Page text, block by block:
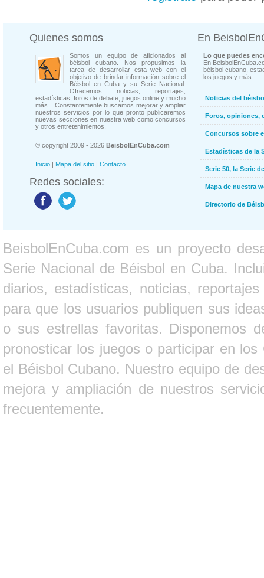
Quienes somos
Somos un equipo de aficionados al
béisbol cubano. Nos propusimos la
tarea de desarrollar esta web con el
objetivo de brindar información sobre el
Béisbol en Cuba y su Serie Nacional.
Ofrecemos noticias, reportajes,
estadísticas, foros de debate, juegos online y mucho
más... Constantemente buscamos mejorar y ampliar
nuestros servicios por lo que pronto publicaremos
nuevas secciones en nuestra web como concursos
y otros entretenimientos.
© copyright 2009 - 2026 BeisbolEnCuba.com
Inicio | Mapa del sitio | Contacto
Redes sociales:
En
Lo que puedes
En
béisbol cubano,
los juegos y más...
Noticias del
Foros, opiniones,
Concursos sobre
Estadísticas de la
Serie 50, la Serie
Mapa de nuestra
Directorio de
BeisbolEnCuba.com es un proyecto
Serie Nacional de Béisbol en Cuba.
diarios, estadísticas, noticias,
para que los usuarios publiquen sus
o sus estrellas favoritas. Disponemos
pronosticar los juegos o participar en
el Béisbol Cubano. Nuestro equipo de
mejora y ampliación de nuestros
frecuentemente.